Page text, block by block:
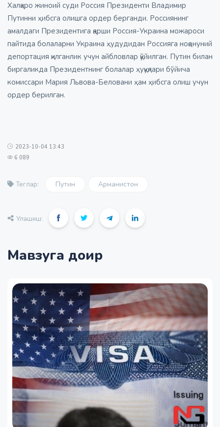
Халқаро жиноий суди Россия Президенти Владимир
Путинни ҳибсга олишга ордер берганди. Россиянинг
амалдаги Президентига қарши Россия-Украина можароси
пайтида болаларни Украина ҳудудидан Россияга ноқонуний
депортация қилганлик учун айбловлар қўйилган. Путин билан
биргаликда Президентнинг болалар ҳуқуқлари бўйича
комиссари Мария Львова-Беловани ҳам ҳибсга олиш учун
ордер берилган.
2023-10-04 13:43
6 089
Теглар: Путин Арманистон
Улашиш:
Мавзуга доир